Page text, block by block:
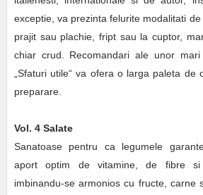
exceptie, va prezinta felurite modalitati
prajit sau plachie, fript sau la cuptor,
chiar crud. Recomandari ale unor
„Sfaturi utile“ va ofera o larga paleta de
preparare.
Vol. 4 Salate
Sanatoase pentru ca legumele
aport optim de vitamine, de fibre si
imbinandu-se armonios cu fructe, carne